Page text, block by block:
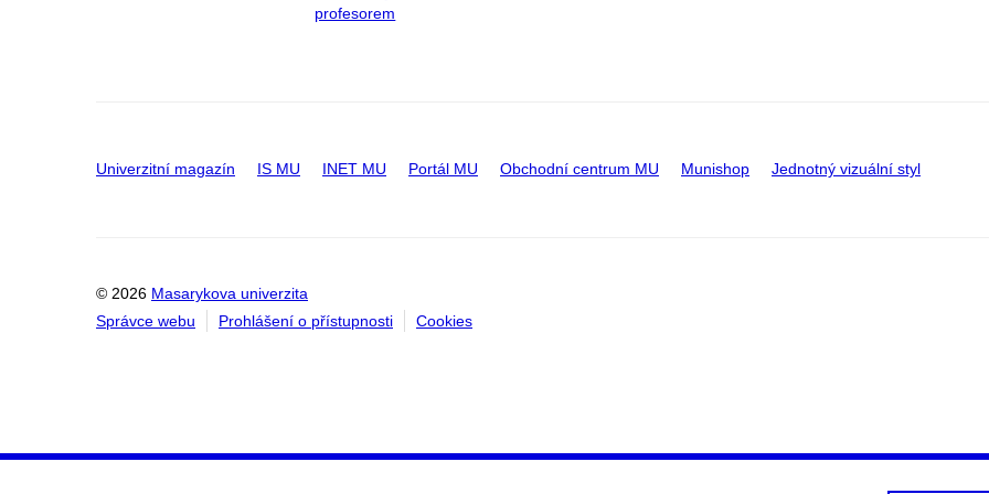
profesorem
Univerzitní magazín IS MU INET MU Portál MU Obchodní centrum MU Munishop Jednotný vizuální styl
© 2026 Masarykova univerzita
Správce webu
Prohlášení o přístupnosti Cookies